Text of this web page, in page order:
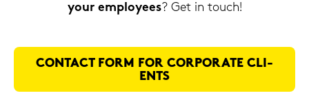
your em­ployees? Get in touch!
CON­TACT FORM FOR COR­PO­RA­TE CLI­
ENTS